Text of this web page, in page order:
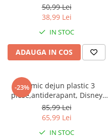
50,99 Lei
38,99 Lei
IN STOC
ADAUGA IN COS
-23%
Set mic dejun plastic 3
piese,antiderapant, Disney
Classic
85,99 Lei
65,99 Lei
IN STOC